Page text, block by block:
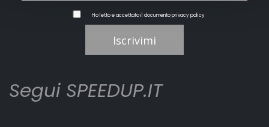
Ho letto e accettato il documentoprivacy policy
Iscrivimi
Segui SPEEDUP.IT